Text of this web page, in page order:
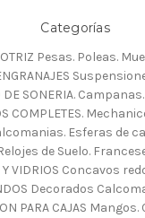
Categorías
Pesas. Poleas.
DE SONERIA.
COMPLETES.
Esferas de
de Suelo.
Y VIDRIOS Concavos
Decorados
PARA CAJAS